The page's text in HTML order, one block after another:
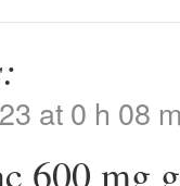
at 0 h 08
600 mg